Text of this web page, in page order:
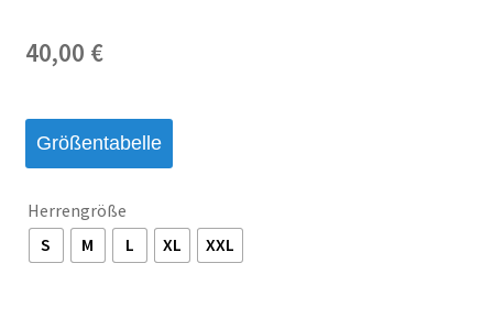
40,00 €
Größentabelle
Herrengröße
S
M L XL XXL